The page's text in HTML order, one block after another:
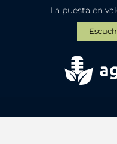
La puesta en